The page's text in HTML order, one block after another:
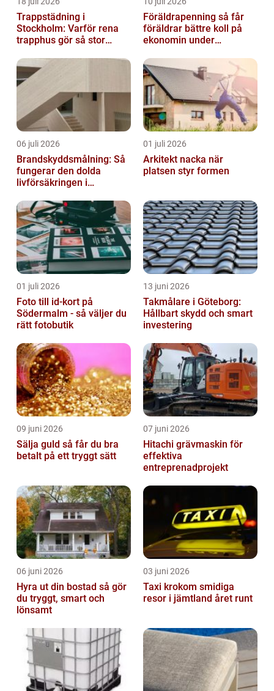
Trappstädning i
Stockholm: Varför rena
trapphus gör så stor
Föräldrapenning så får
föräldrar bättre koll på
ekonomin under
06 juli 2026
Brandskyddsmålning: Så
fungerar den dolda
livförsäkringen i
01 juli 2026
Arkitekt nacka när
platsen styr formen
01 juli 2026
Foto till id-kort på
Södermalm - så väljer du
rätt fotobutik
13 juni 2026
Takmålare i Göteborg:
Hållbart skydd och smart
investering
09 juni 2026
Sälja guld så får du bra
betalt på ett tryggt sätt
07 juni 2026
Hitachi grävmaskin för
effektiva
entreprenadprojekt
06 juni 2026
Hyra ut din bostad så gör
du tryggt, smart och
lönsamt
03 juni 2026
Taxi krokom smidiga
resor i jämtland året runt